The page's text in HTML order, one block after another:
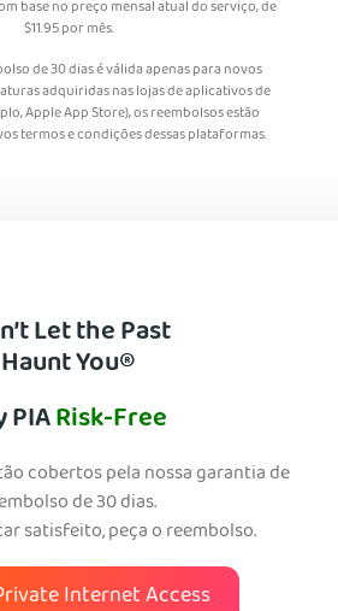
base no preço mensal atual do serviço, de
$11.95por mês.
de 30 dias é válida apenas para novos
adquiridas nas lojas de aplicativos de
Apple App Store), os reembolsos estão
termos e condições dessas plataformas.
Let the Past
Haunt You®
PIARisk-Free
cobertos pela nossa garantia de
de 30 dias.
satisfeito, peça o reembolso.
Internet Access